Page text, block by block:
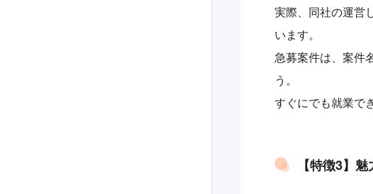
実際、同社の運営
います。
急募案件は、案件
う。
すぐにでも就業で
【特徴3】